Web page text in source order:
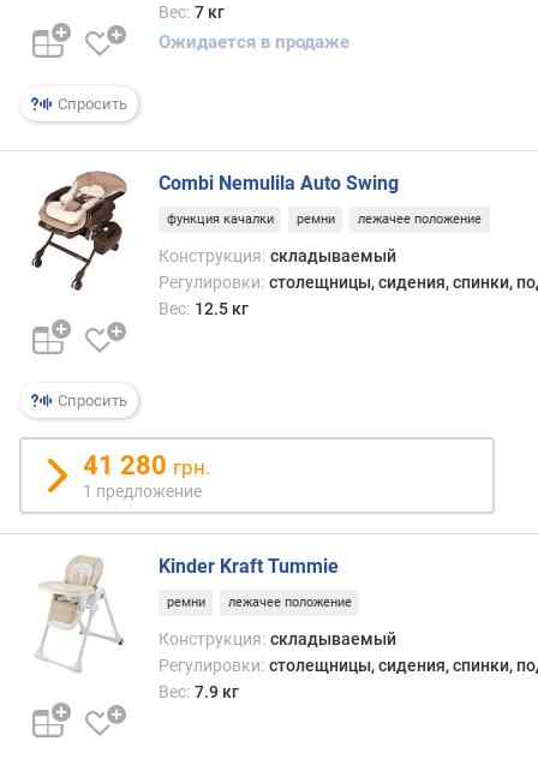
Спросить
Вес: 7 кг
Ожидается в продаже
Спросить
Combi Nemulila Auto Swing
функция качалки ремни лежачее положение
Конструкция: складываемый
Регулировки: столещницы, сидения, спинки,
Вес: 12.5 кг
41 280 грн.
1 предложение
Kinder Kraft Tummie
ремни лежачее положение
Конструкция: складываемый
Регулировки: столещницы, сидения, спинки,
Вес: 7.9 кг